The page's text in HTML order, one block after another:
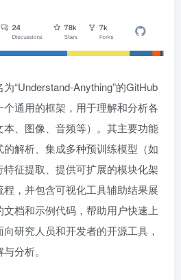
“Understand-Anything”的GitHub
通用的框架，用于理解和分析各
、图像、音频等）。其主要功能
解析、集成多种预训练模型（如
征提取、提供可扩展的模块化架
，并包含可视化工具辅助结果展
档和示例代码，帮助用户快速上
研究人员和开发者的开源工具，
分析。